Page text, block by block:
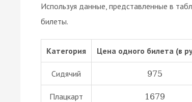
Используя данные, представленные в
билеты.
Категория Цена одного билета (в
Сидячий 975
Плацкарт 1679